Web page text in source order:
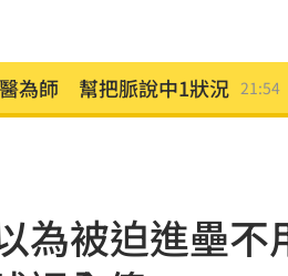
為師 幫把脈說中1狀況 21:54
惠美未允諾接競總主委
美股漲、台指期衝45000 21:42
為被迫進壘